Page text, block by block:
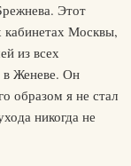
Этот
кабинетах Москвы,
из всех
в Женеве. Он
образом я не стал
никогда не